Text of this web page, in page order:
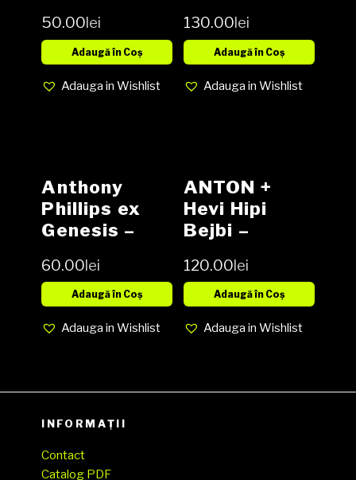
EX, Cover
VG+ (SH)
50.00lei
Adaugă în Coș
Adauga in Wishlist
Album,
Reissue NOU
130.00lei
Adaugă în Coș
Adauga in Wishlist
Anthony
Phillips ex
Genesis ‎–
The Ghost
Vinyl, LP,
EX cover VG
60.00lei
Adaugă în Coș
Adauga in Wishlist
ANTON +
Hevi Hipi
Bejbi –
Učinjeno Ili
Ne, Od Toga
Vinyl, LP,
120.00lei
Adaugă în Coș
Adauga in Wishlist
INFORMAȚII
Contact
Catalog PDF